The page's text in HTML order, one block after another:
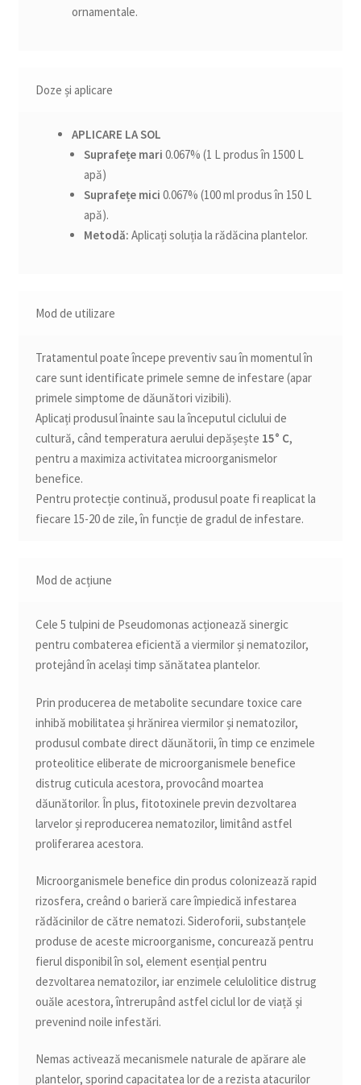
ornamentale.
Doze și aplicare
APLICARE LA SOL
Suprafețe mari 0.067% (1 L produs în 1500 L
apă)
Suprafețe mici 0.067% (100 ml produs în 150 L
apă).
Metodă: Aplicați soluția la rădăcina plantelor.
Mod de utilizare
Tratamentul poate începe preventiv sau în momentul în
care sunt identificate primele semne de infestare (apar
primele simptome de dăunători vizibili).
Aplicați produsul înainte sau la începutul ciclului de
cultură, când temperatura aerului depășește 15° C,
pentru a maximiza activitatea microorganismelor
benefice.
Pentru protecție continuă, produsul poate fi reaplicat la
fiecare 15-20 de zile, în funcție de gradul de infestare.
Mod de acțiune
Cele 5 tulpini de Pseudomonas acționează sinergic
pentru combaterea eficientă a viermilor și nematozilor,
protejând în același timp sănătatea plantelor.
Prin producerea de metabolite secundare toxice care
inhibă mobilitatea și hrănirea viermilor și nematozilor,
produsul combate direct dăunătorii, în timp ce enzimele
proteolitice eliberate de microorganismele benefice
distrug cuticula acestora, provocând moartea
dăunătorilor. În plus, fitotoxinele previn dezvoltarea
larvelor și reproducerea nematozilor, limitând astfel
proliferarea acestora.
Microorganismele benefice din produs colonizează rapid
rizosfera, creând o barieră care împiedică infestarea
rădăcinilor de către nematozi. Sideroforii, substanțele
produse de aceste microorganisme, concurează pentru
fierul disponibil în sol, element esențial pentru
dezvoltarea nematozilor, iar enzimele celulolitice distrug
ouăle acestora, întrerupând astfel ciclul lor de viață și
prevenind noile infestări.
Nemas activează mecanismele naturale de apărare ale
plantelor, sporind capacitatea lor de a rezista atacurilor